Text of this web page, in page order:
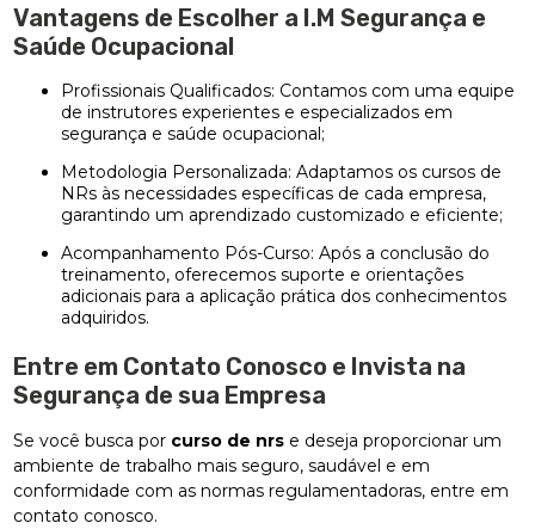
Vantagens de Escolher a I.M Segurança e
Saúde Ocupacional
Profissionais Qualificados: Contamos com uma equipe
de instrutores experientes e especializados em
segurança e saúde ocupacional;
Metodologia Personalizada: Adaptamos os cursos de
NRs às necessidades específicas de cada empresa,
garantindo um aprendizado customizado e eficiente;
Acompanhamento Pós-Curso: Após a conclusão do
treinamento, oferecemos suporte e orientações
adicionais para a aplicação prática dos conhecimentos
adquiridos.
Entre em Contato Conosco e Invista na
Segurança de sua Empresa
Se você busca por curso de nrs e deseja proporcionar um
ambiente de trabalho mais seguro, saudável e em
conformidade com as normas regulamentadoras, entre em
contato conosco.